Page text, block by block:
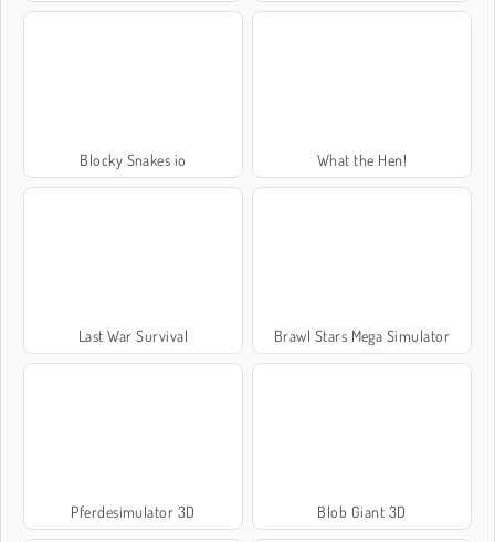
Blocky Snakes io What the Hen!
Last War Survival Brawl Stars Mega Simulator
Pferdesimulator 3D Blob Giant 3D